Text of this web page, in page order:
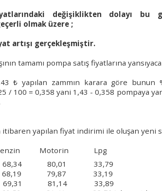
değişiklikten dolayı bu
olmak üzere ;
artışı gerçekleşmiştir.
tamamı pompa satış fiyatlarına
₺ yapılan zammın karara göre bunun
/ 100 = 0,358 yani 1,43 - 0,358 pompaya
itibaren yapılan fiyat indirimi ile oluşan yeni
Motorin Lpg
68,34 80,01 33,79
68,19 79,87 33,19
81,14 33,89